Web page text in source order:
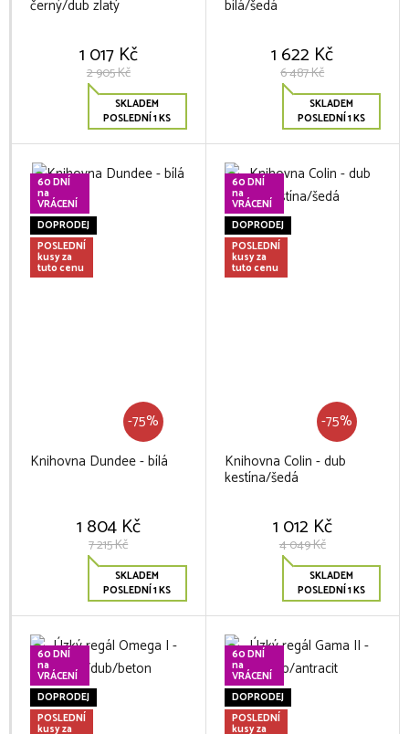
černý/dub zlatý
1 017 Kč
2 905 Kč
SKLADEM
POSLEDNÍ 1 KS
bílá/šedá
1 622 Kč
6 487 Kč
SKLADEM
POSLEDNÍ 1 KS
60 DNÍ
na
VRÁCENÍ
DOPRODEJ
POSLEDNÍ
kusy za
tuto cenu
-75%
Knihovna Dundee - bílá
1 804 Kč
7 215 Kč
SKLADEM
POSLEDNÍ 1 KS
60 DNÍ
na
VRÁCENÍ
DOPRODEJ
POSLEDNÍ
kusy za
tuto cenu
-75%
Knihovna Colin - dub
kestína/šedá
1 012 Kč
4 049 Kč
SKLADEM
POSLEDNÍ 1 KS
60 DNÍ
na
VRÁCENÍ
DOPRODEJ
POSLEDNÍ
kusy za
60 DNÍ
na
VRÁCENÍ
DOPRODEJ
POSLEDNÍ
kusy za